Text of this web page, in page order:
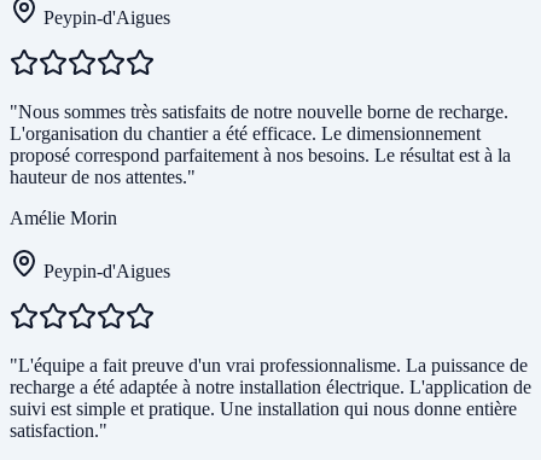
Peypin-d'Aigues
"Nous sommes très satisfaits de notre nouvelle borne de recharge.
L'organisation du chantier a été efficace. Le dimensionnement
proposé correspond parfaitement à nos besoins. Le résultat est à la
hauteur de nos attentes."
Amélie Morin
Peypin-d'Aigues
"L'équipe a fait preuve d'un vrai professionnalisme. La puissance de
recharge a été adaptée à notre installation électrique. L'application de
suivi est simple et pratique. Une installation qui nous donne entière
satisfaction."